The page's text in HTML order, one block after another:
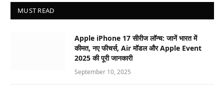
MUST READ
Apple iPhone 17 सीरीज लॉन्च: जानें भारत में
कीमत, नए फीचर्स, Air मॉडल और Apple Event
2025 की पूरी जानकारी
September 10, 2025